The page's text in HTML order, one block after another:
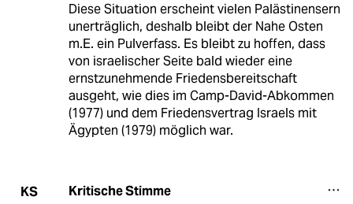
Diese Situation erscheint vielen Palästinensern
unerträglich, deshalb bleibt der Nahe Osten
m.E. ein Pulverfass. Es bleibt zu hoffen, dass
von israelischer Seite bald wieder eine
ernstzunehmende Friedensbereitschaft
ausgeht, wie dies im Camp-David-Abkommen
(1977) und dem Friedensvertrag Israels mit
Ägypten (1979) möglich war.
KS Kritische Stimme